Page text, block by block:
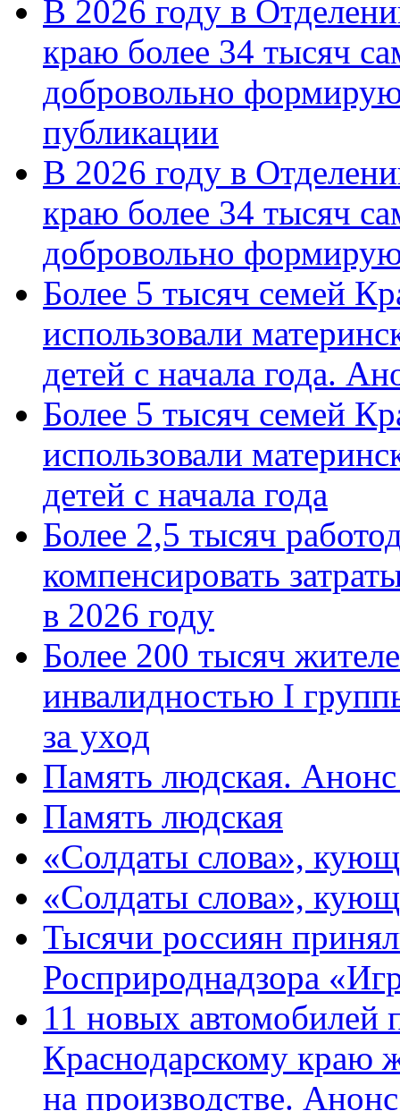
В 2026 году в
краю более 34 тысяч
добровольно
публикации
В 2026 году в
краю более 34 тысяч
добровольно
Более 5 тысяч семей
использовали
детей с начала года.
Более 5 тысяч семей
использовали
детей с начала года
Более 2,5 тысяч
компенсировать
в 2026 году
Более 200 тысяч
инвалидностью I
за уход
Память людская.
Память людская
«Солдаты слова»,
«Солдаты слова»,
Тысячи россиян
Росприроднадзора
11 новых автомобилей
Краснодарскому краю
на производстве.